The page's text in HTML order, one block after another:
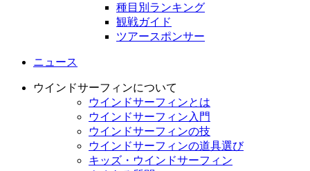
種目別ランキング
観戦ガイド
ツアースポンサー
ニュース
ウインドサーフィンについて
ウインドサーフィンとは
ウインドサーフィン入門
ウインドサーフィンの技
ウインドサーフィンの道具選び
キッズ・ウインドサーフィン